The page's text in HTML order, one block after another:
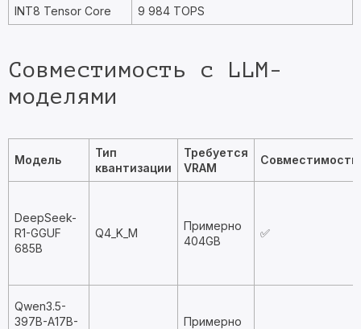
INT8 Tensor Core 9 984 TOPS
Совместимость с LLM-
моделями
Модель
Тип
квантизации
Требуется
VRAM
Совместимость
DeepSeek-
R1-GGUF
685B
Q4_K_M
Примерно
404GB
✅
Qwen3.5-
397B-A17B-
Примерно